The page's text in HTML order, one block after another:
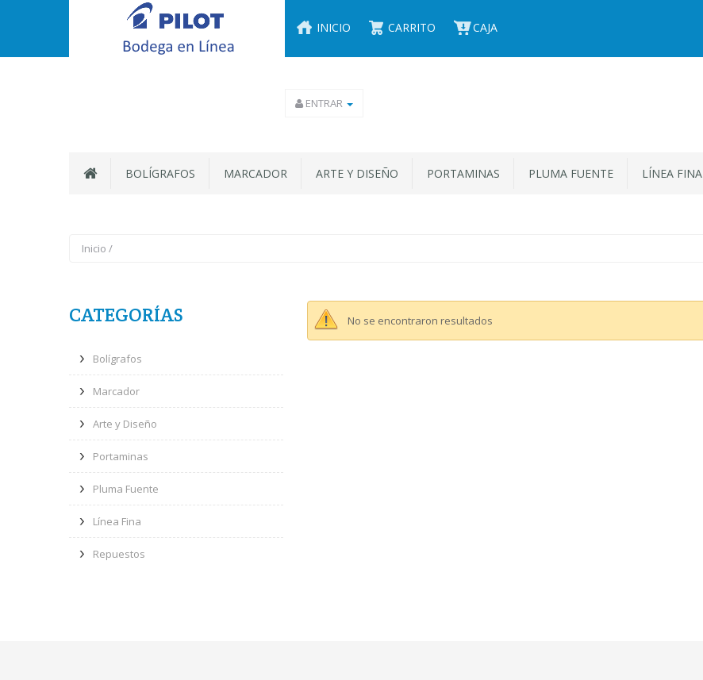
INICIO CARRITO CAJA
ENTRAR
BOLÍGRAFOS MARCADOR ARTE Y DISEÑO PORTAMINAS PLUMA FUENTE LÍNEA FINA
Inicio /
CATEGORÍAS
Bolígrafos
Marcador
Arte y Diseño
Portaminas
Pluma Fuente
Línea Fina
Repuestos
No se encontraron resultados